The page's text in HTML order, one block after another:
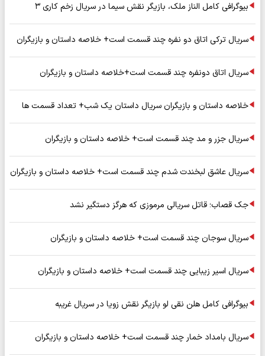
بیوگرافی کامل الناز ملک، بازیگر نقش سیما در سریال زخم کاری ۳
سریال ترکی اتاق دو نفره چند قسمت است+ خلاصه داستان و بازیگران
سریال اتاق دونفره چند قسمت است+خلاصه داستان و بازیگران
خلاصه داستان و بازیگران سریال داستان یک شب+ تعداد قسمت ها
سریال جزر و مد چند قسمت است+ خلاصه داستان و بازیگران
سریال عاشق لبخندت شدم چند قسمت است+ خلاصه داستان و بازیگران
جک قصاب؛ قاتل سریالی مرموزی که هرگز دستگیر نشد
سریال سوجان چند قسمت است+ خلاصه داستان و بازیگران
سریال اسیر زیبایی چند قسمت است+ خلاصه داستان و بازیگران
بیوگرافی کامل هلن نقی لو بازیگر نقش زویا در سریال غریبه
سریال بامداد خمار چند قسمت است+ خلاصه داستان و بازیگران